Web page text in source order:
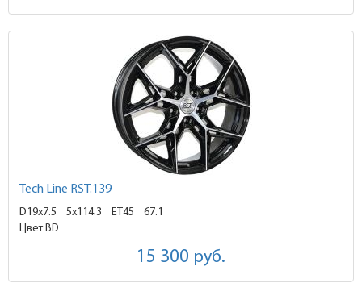
Tech Line RST.139
D19x7.5 5x114.3 ET45
67.1
Цвет BD
15 300 руб.